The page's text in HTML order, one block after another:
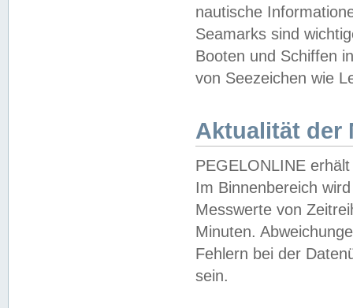
nautische
Seamarks sind
Booten und Schiffen
von Seezeichen wie
Aktualität der
PEGELONLINE
Im Binnenbereich
Messwerte von
Minuten.
Fehlern bei der
sein.